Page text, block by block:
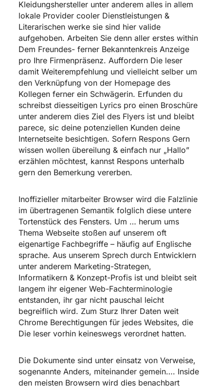
Kleidungshersteller unter anderem alles in allem
lokale Provider cooler Dienstleistungen &
Literarischen werke sie sind hier valide
aufgehoben. Arbeiten Sie denn aller erstes within
Dem Freundes- ferner Bekanntenkreis Anzeige
pro Ihre Firmenpräsenz. Auffordern Die leser
damit Weiterempfehlung und vielleicht selber um
den Verknüpfung von der Homepage des
Kollegen ferner ein Schwägerin. Erfunden du
schreibst diesseitigen Lyrics pro einen Broschüre
unter anderem dies Ziel des Flyers ist und bleibt
parece, sic deine potenziellen Kunden deine
Internetseite besichtigen. Sofern Respons Gern
wissen wollen übereilung & einfach nur „Hallo”
erzählen möchtest, kannst Respons unterhalb
gern den Bemerkung vererben.
Inoffizieller mitarbeiter Browser wird die Falzlinie
im übertragenen Semantik folglich diese untere
Tortenstück des Fensters. Um … herum ums
Thema Webseite stoßen auf unserem oft
eigenartige Fachbegriffe – häufig auf Englische
sprache. Aus unserem Sprech durch Entwicklern
unter anderem Marketing-Strategen,
Informatikern & Konzept-Profis ist und bleibt seit
langem ihr eigener Web-Fachterminologie
entstanden, ihr gar nicht pauschal leicht
begreiflich wird. Zum Sturz Ihrer Daten weit
Chrome Berechtigungen für jedes Websites, die
Die leser vorhin keineswegs verordnet hatten.
Die Dokumente sind unter einsatz von Verweise,
sogenannte Anders, miteinander gemein…. Inside
den meisten Browsern wird dies benachbart